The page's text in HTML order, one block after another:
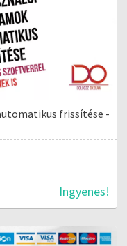
frissítése -
Ingyenes!